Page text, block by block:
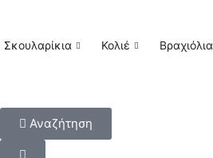
Σκουλαρίκια Κολιέ Βραχιόλια
Αναζήτηση